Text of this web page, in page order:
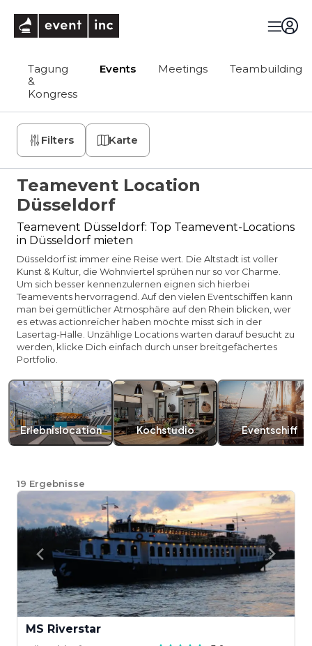
Tagung
&
Kongress
Events Meetings Teambuilding
Filters Karte
Teamevent Location
Düsseldorf
Teamevent Düsseldorf: Top Teamevent-Locations
in Düsseldorf mieten
Düsseldorf ist immer eine Reise wert. Die Altstadt ist voller
Kunst & Kultur, die Wohnviertel sprühen nur so vor Charme.
Um sich besser kennenzulernen eignen sich hierbei
Teamevents hervorragend. Auf den vielen Eventschiffen kann
man bei gemütlicher Atmosphäre auf den Rhein blicken, wer
es etwas actionreicher haben möchte misst sich in der
Lasertag-Halle. Unzählige Locations warten darauf besucht zu
werden, klicke Dich einfach durch unser breitgefächertes
Portfolio.
Erlebnislocation Kochstudio Eventschiff
19 Ergebnisse
MS Riverstar